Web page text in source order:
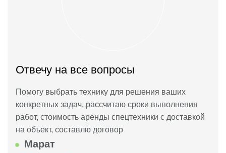
Отвечу на все вопросы
Помогу выбрать технику для решения ваших
конкретных задач, рассчитаю сроки выполнения
работ, стоимость аренды спецтехники с доставкой
на объект, составлю договор
Марат